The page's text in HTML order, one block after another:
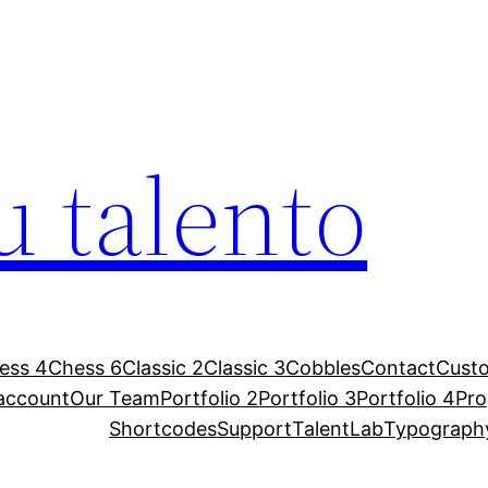
talento
4Chess 6Classic 2Classic 3CobblesContact
Our TeamPortfolio 2Portfolio 3Portfolio 4
ShortcodesSupportTalentLab